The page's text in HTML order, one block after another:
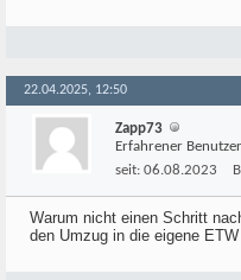
22.04.2025, 12:50
Zapp73
Erfahrener Benutzer
seit: 06.08.2023
Warum nicht einen Schritt
den Umzug in die eigene